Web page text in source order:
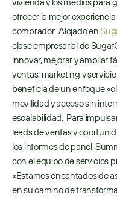
ofrecer la mejor
comprador.  Alojado en
clase empresarial de
innovar, mejorar y ampliar
ventas, marketing y
beneficia de un enfoque
movilidad y acceso sin
escalabilidad.  Para
leads de ventas y
los informes de panel,
con el equipo de servicios
«Estamos encantados de
en su camino de